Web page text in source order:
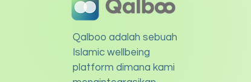
Qalboo adalah sebuah
Islamic wellbeing
platform dimana kami